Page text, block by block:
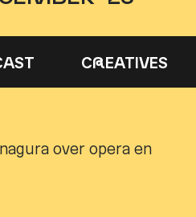
CREATIVES
over opera en